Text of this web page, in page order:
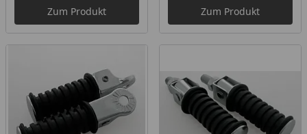
Zum Produkt Zum Produkt